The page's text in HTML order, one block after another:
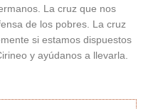
La cruz que nos
de los pobres. La cruz
si estamos dispuestos
y ayúdanos a llevarla.